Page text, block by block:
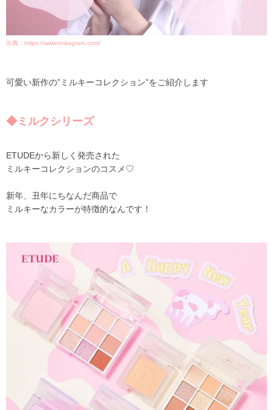
出典：https://www.instagram.com/
可愛い新作の”ミルキーコレクション”をご紹介します
◆ミルクシリーズ
ETUDEから新しく発売された
ミルキーコレクションのコスメ♡
新年、丑年にちなんだ商品で
ミルキーなカラーが特徴的なんです！